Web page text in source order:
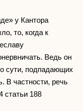
у Кантора
то, когда к
Ведь он
сути, подпадающих
В частности, речь
статьи 188